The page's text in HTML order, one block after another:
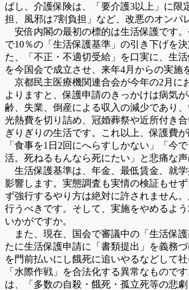
ばし、介護保険は、「要介護3以上」に限
担、風邪は7割負担」など、改悪のオンパ
安倍内閣の最初の標的は生活保護です。
で10％の「生活保護基準」の引き下げを
た、「不正・不適切受給」を口実に、生
を今国会で成立させ、来年4月からの実施
京都民主医療機関連合会が今年の2月に
よりますと、保護申請のきっかけは病気
齢、失業、倒産による収入の減少であり、
光熱費を切り詰め、冠婚葬祭や近所付き
ぎりぎりの生活です。これ以上、保護費が
「食事を1日2回にへらすしかない」「今
活。死ねるもんなら死にたい」と悲痛な声
生活保護基準は、年金、最低賃金、就学
影響します。実態調査も実情の検証もせ
ず強行するやり方は絶対に許されません
行うべきです。そして、実施をやめるよう
いかがですか。
また、現在、国会で審議中の「生活保
たに生活保護申請に「書類提出」を義務
を門前払いにし餓死に追いやるなどして
「水際作戦」を合法化する異常なもので
は、「多数の自殺・餓死・孤立死等の悲